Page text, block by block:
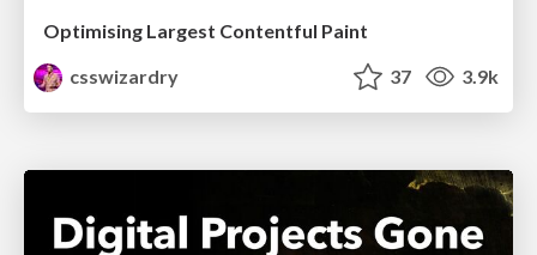
Optimising Largest Contentful Paint
csswizardry
37 3.9k